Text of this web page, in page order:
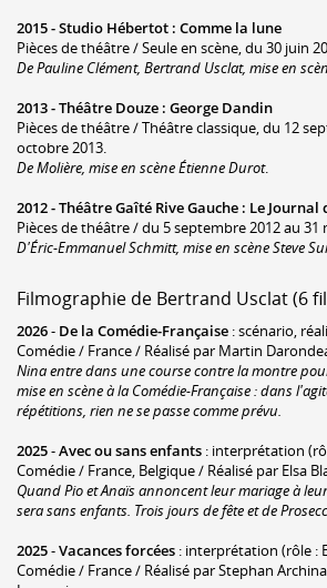
2015 -Studio Hébertot : Comme la lune
Pièces de théâtre / Seule en scène, du 30 juin
De Pauline Clément, Bertrand Usclat, mise en
2013 -Théâtre Douze : George Dandin
Pièces de théâtre / Théâtre classique, du 12
octobre 2013.
De Molière, mise en scène Étienne Durot.
2012 -Théâtre Gaîté Rive Gauche : Le Journal
Pièces de théâtre / du 5 septembre 2012 au 31
D'Éric-Emmanuel Schmitt, mise en scène Steve
Filmographie de Bertrand Usclat (6
2026- De la Comédie-Française : scénario,
Comédie / France / Réalisé par Martin
Nina entre dans une course contre la montre
mise en scène à la Comédie-Française : dans
répétitions, rien ne se passe comme prévu.
2025-Avec ou sans enfants : interprétation
Comédie / France, Belgique / Réalisé par Elsa
Quand Pio et Anaïs annoncent leur mariage à
sera sans enfants. Trois jours de fête et de
2025-Vacances forcées : interprétation (rôle :
Comédie / France / Réalisé par Stephan